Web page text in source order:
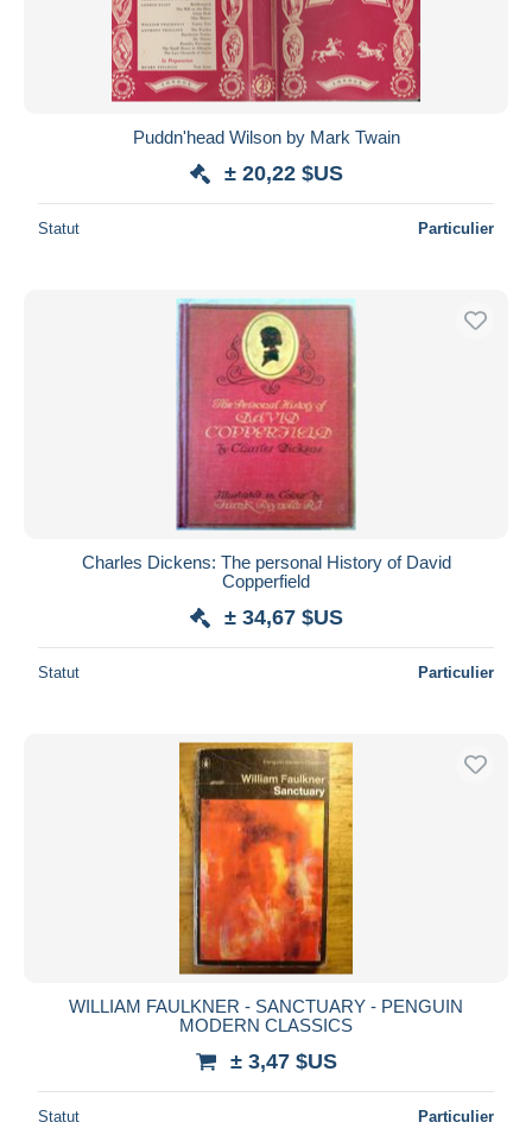
Puddn'head Wilson by Mark Twain
± 20,22 $US
Statut Particulier
Charles Dickens: The personal History of David
Copperfield
± 34,67 $US
Statut Particulier
WILLIAM FAULKNER - SANCTUARY - PENGUIN
MODERN CLASSICS
± 3,47 $US
Statut Particulier